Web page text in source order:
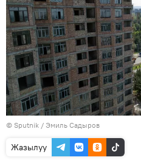
© Sputnik / Эмиль Садыров
Жазылуу